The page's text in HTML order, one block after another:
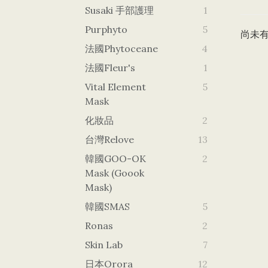
Susaki 手部護理
1
Purphyto
5
法國Phytoceane
4
法國Fleur's
1
Vital Element
Mask
5
化妝品
2
台灣Relove
13
韓國GOO-OK
Mask (goook
Mask)
2
韓國SMAS
5
Ronas
2
Skin Lab
7
日本orora
12
尚未